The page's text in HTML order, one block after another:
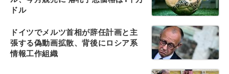
ドル
ドイツでメルツ首相が辞任計画と主
張する偽動画拡散、背後にロシア系
情報工作組織